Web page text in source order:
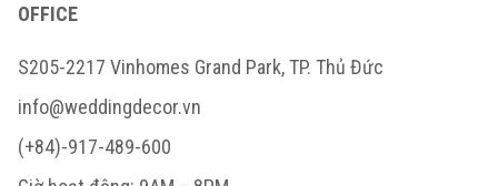
OFFICE
S205-2217 Vinhomes Grand Park, TP. Thủ Đức
info@weddingdecor.vn
(+84)-917-489-600